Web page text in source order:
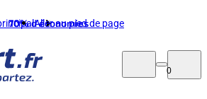
Aller au pied de page
70%d'économies
0